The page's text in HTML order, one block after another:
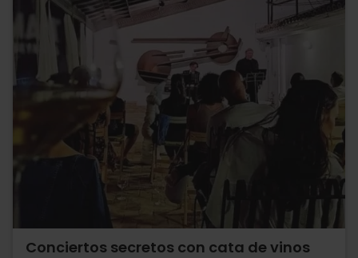
Conciertos secretos con cata de vinos